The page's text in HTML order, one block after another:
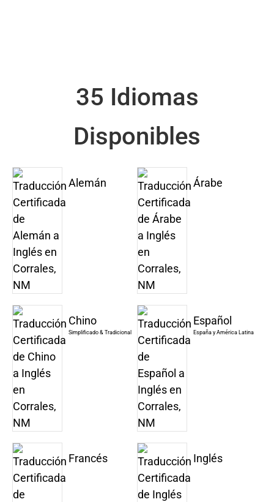
35 Idiomas
Disponibles
Alemán Árabe
Chino
Simplificado & Tradicional
Español
España y América Latina
Francés Inglés